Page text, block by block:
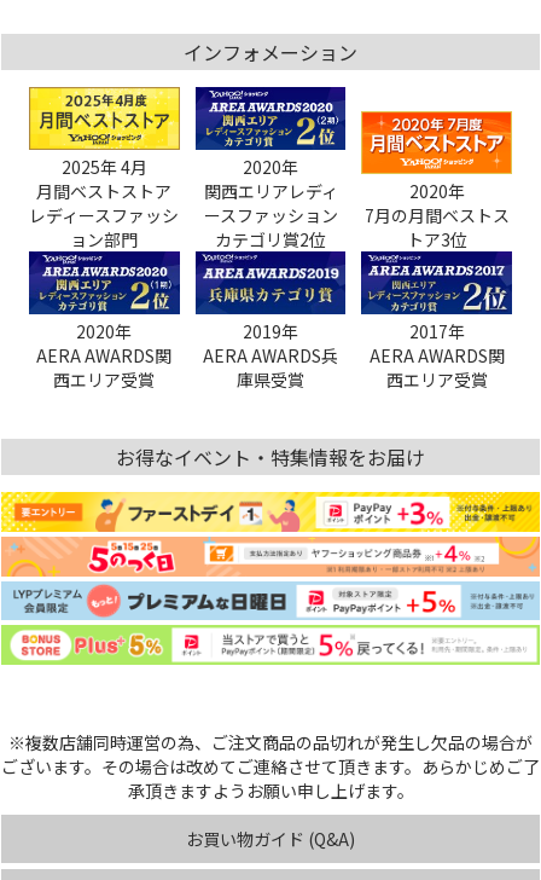
インフォメーション
2025年 4月
月間ベストストア
レディースファッシ
ョン部門
2020年
関西エリアレディ
ースファッション
カテゴリ賞2位
2020年
7月の月間ベストス
トア3位
2020年
AERA AWARDS関
西エリア受賞
2019年
AERA AWARDS兵
庫県受賞
2017年
AERA AWARDS関
西エリア受賞
お得なイベント・特集情報をお届け
※複数店舗同時運営の為、ご注文商品の品切れが発生し欠品の場合が
ございます。その場合は改めてご連絡させて頂きます。あらかじめご了
承頂きますようお願い申し上げます。
お買い物ガイド (Q&A)